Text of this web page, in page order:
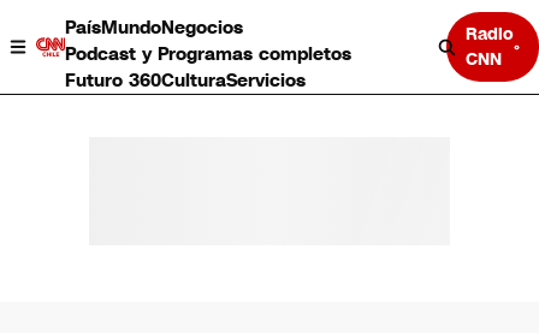
PaísMundoNegocios
Podcast y Programas completos
Futuro 360CulturaServicios
Radio
CNN